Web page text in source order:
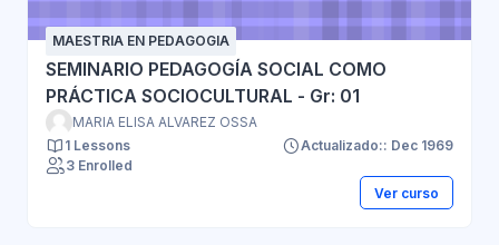
MAESTRIA EN PEDAGOGIA
SEMINARIO PEDAGOGÍA SOCIAL COMO
PRÁCTICA SOCIOCULTURAL - Gr: 01
MARIA ELISA ALVAREZ OSSA
1 Lessons
Actualizado:: Dec 1969
3 Enrolled
Ver curso